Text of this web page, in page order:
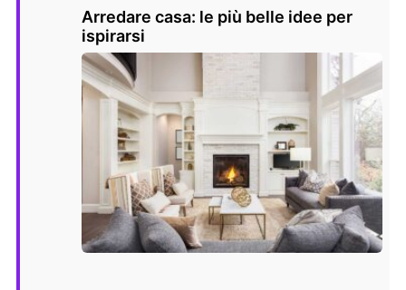
Arredare casa: le più belle idee per
ispirarsi